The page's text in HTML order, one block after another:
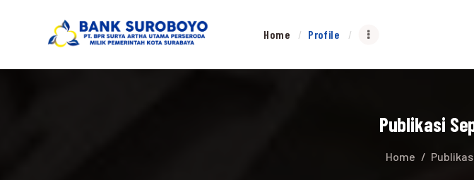
Home Profile
Publikasi
Home